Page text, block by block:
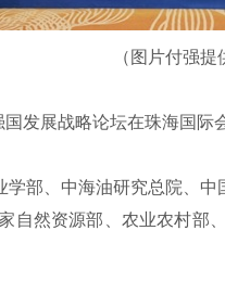
（图片付强提
展战略论坛在珠海国际会
、中海油研究总院、中
自然资源部、农业农村